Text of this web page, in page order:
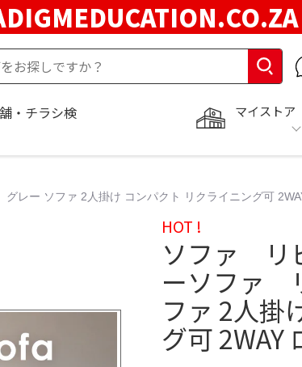
マイストア
・チラシ検
ソファ 2人掛け コンパクト リクライニング可
HOT !
ソファ リ
ーソファ
ファ 2人掛
グ可 2WAY